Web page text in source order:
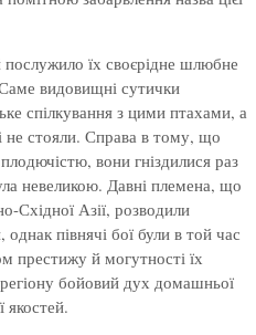
їх своєрідне шлюбне
видовищні сутички
спілкування з цими птахами, а
не стояли. Справа в тому, що
вони гніздилися раз
невеликою. Давні племена, що
Східної Азії, розводили
півнячі бої були в той час
престижу й могутності їх
бойовий дух домашньої
якостей.